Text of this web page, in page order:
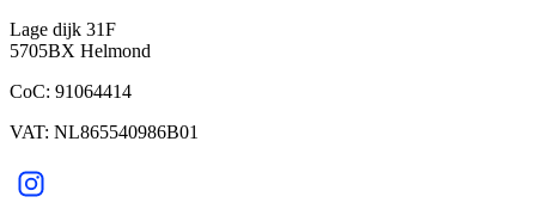
Lage dijk 31F
5705BX Helmond
CoC: 91064414
VAT: NL865540986B01